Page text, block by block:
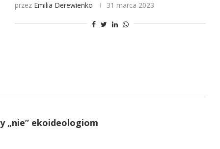
przez Emilia Derewienko 31 marca 2023
„nie” ekoideologiom